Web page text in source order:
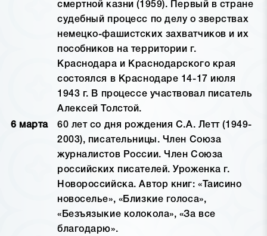
смертной казни (1959). Первый в стране
судебный процесс по делу о зверствах
немецко-фашистских захватчиков и их
пособников на территории г.
Краснодара и Краснодарского края
состоялся в Краснодаре 14-17 июля
1943 г. В процессе участвовал писатель
Алексей Толстой.
6 марта
60 лет со дня рождения С.А. Летт (1949-
2003), писательницы. Член Союза
журналистов России. Член Союза
российских писателей. Уроженка г.
Новороссийска. Автор книг: «Таисино
новоселье», «Близкие голоса»,
«Безъязыкие колокола», «За все
благодарю».